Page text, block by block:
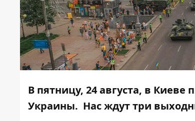
В пятницу, 24 августа, в
Украины. Нас ждут три